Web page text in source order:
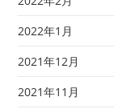
2022年1月
2021年12月
2021年11月